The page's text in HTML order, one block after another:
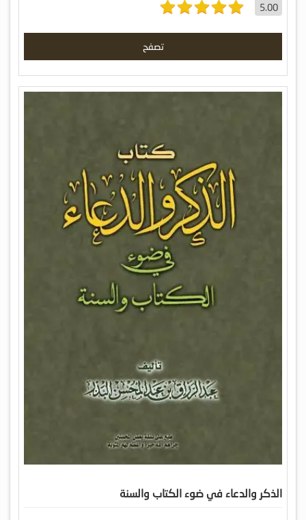
5.00
تصفح
الذكر والدعاء في ضوء الكتاب والسنة